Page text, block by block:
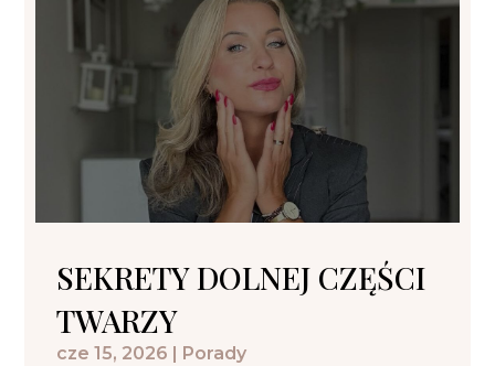
SEKRETY DOLNEJ CZĘŚCI
TWARZY
cze 15, 2026 | Porady